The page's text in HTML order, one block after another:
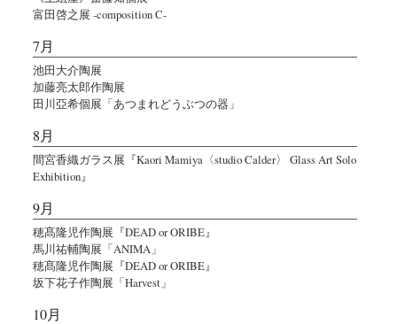
富田啓之展 -composition C-
7月
池田大介陶展
加藤亮太郎作陶展
田川亞希個展「あつまれどうぶつの器」
8月
間宮香織ガラス展『Kaori Mamiya〈studio Calder〉 Glass Art Solo
Exhibition』
9月
穂髙隆児作陶展『DEAD or ORIBE』
馬川祐輔陶展「ANIMA」
穂髙隆児作陶展『DEAD or ORIBE』
坂下花子作陶展「Harvest」
10月